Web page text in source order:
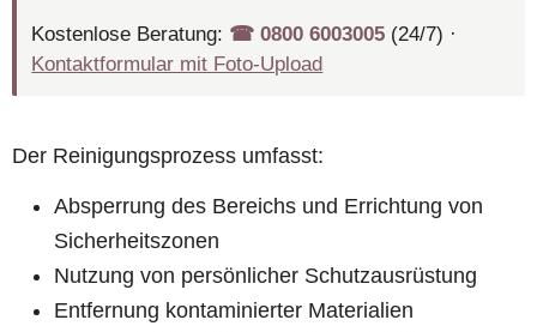
Kostenlose Beratung: ☎︎ 0800 6003005 (24/7) ·
Kontaktformular mit Foto-Upload
Der Reinigungsprozess umfasst:
Absperrung des Bereichs und Errichtung von
Sicherheitszonen
Nutzung von persönlicher Schutzausrüstung
Entfernung kontaminierter Materialien